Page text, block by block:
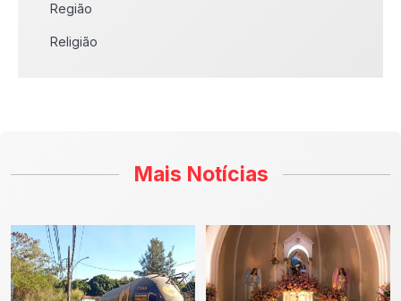
Região
Religião
Mais Notícias